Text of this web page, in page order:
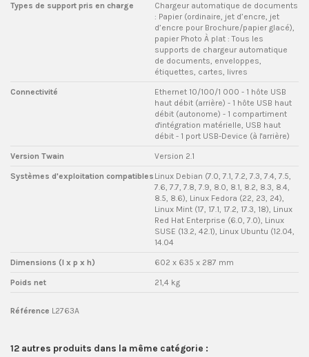
Types de support pris en charge
Chargeur automatique de documents
: Papier (ordinaire, jet d’encre, jet
d’encre pour Brochure/papier glacé),
papier Photo À plat : Tous les
supports de chargeur automatique
de documents, enveloppes,
étiquettes, cartes, livres
Connectivité
Ethernet 10/100/1 000 - 1 hôte USB
haut débit (arrière) - 1 hôte USB haut
débit (autonome) - 1 compartiment
d'intégration matérielle, USB haut
débit - 1 port USB-Device (à l'arrière)
Version Twain Version 2.1
Systèmes d'exploitation compatibles Linux Debian (7.0, 7.1, 7.2, 7.3, 7.4, 7.5,
7.6, 7.7, 7.8, 7.9, 8.0, 8.1, 8.2, 8.3, 8.4,
8.5, 8.6), Linux Fedora (22, 23, 24),
Linux Mint (17, 17.1, 17.2, 17.3, 18), Linux
Red Hat Enterprise (6.0, 7.0), Linux
SUSE (13.2, 42.1), Linux Ubuntu (12.04,
14.04
Dimensions (l x p x h) 602 x 635 x 287 mm
Poids net 21,4 kg
Référence L2763A
12 autres produits dans la même catégorie :